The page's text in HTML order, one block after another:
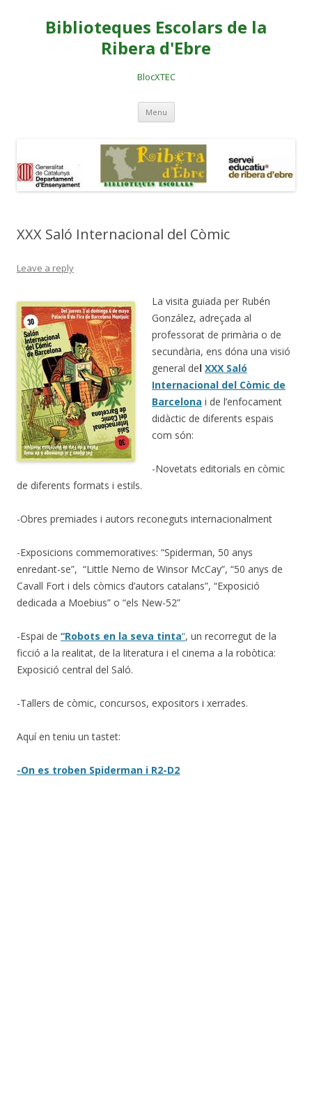
Biblioteques Escolars de la
Ribera d'Ebre
BlocXTEC
Menu Skip
content
XXX Saló Internacional del Còmic
Leave a reply
La visita guiada per Rubén
González, adreçada al
professorat de primària o de
secundària, ens dóna una visió
general del XXX Saló
Internacional del Còmic de
Barcelona i de l’enfocament
didàctic de diferents espais
com són:
-Novetats editorials en còmic
de diferents formats i estils.
-Obres premiades i autors reconeguts internacionalment
-Exposicions commemoratives: “Spiderman, 50 anys
enredant-se”, “Little Nemo de Winsor McCay”, “50 anys de
Cavall Fort i dels còmics d’autors catalans”, “Exposició
dedicada a Moebius” o “els New-52”
-Espai de “Robots en la seva tinta“, un recorregut de la
ficció a la realitat, de la literatura i el cinema a la robòtica:
Exposició central del Saló.
-Tallers de còmic, concursos, expositors i xerrades.
Aquí en teniu un tastet:
-On es troben Spiderman i R2-D2